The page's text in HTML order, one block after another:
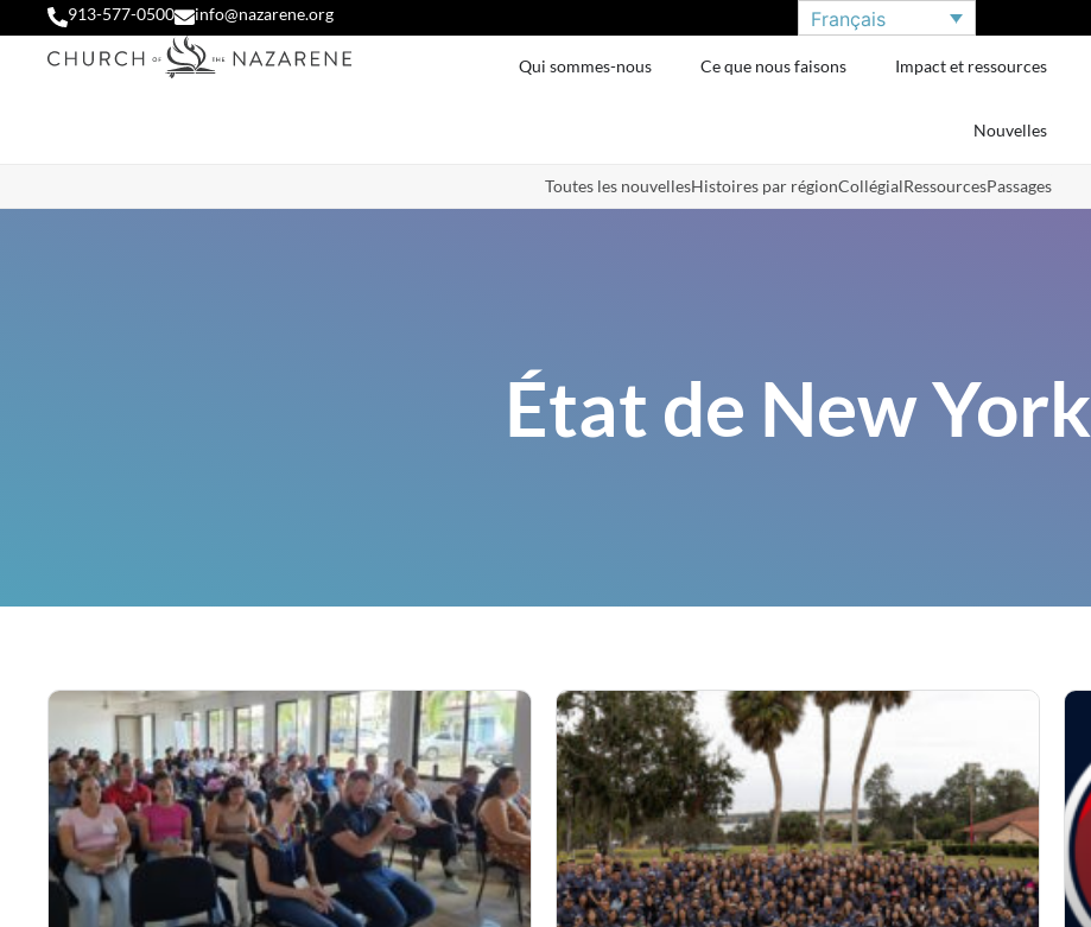
913-577-0500 info@nazarene.org Français
Qui sommes-nous Ce que nous faisons Impact et ressources
Nouvelles
Toutes les nouvellesHistoires par régionCollégialRessourcesPassages
État de New York